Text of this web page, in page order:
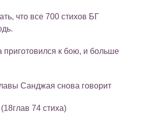
что все 700 стихов БГ
к бою, и больше
Санджая снова говорит
74 стиха)